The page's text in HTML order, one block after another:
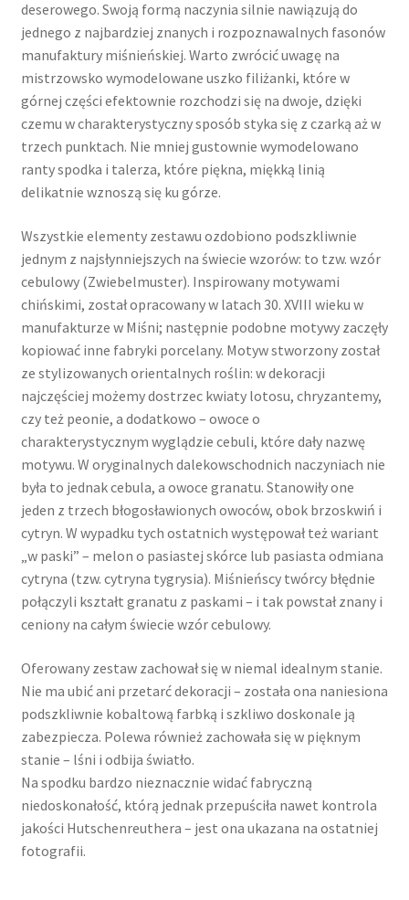
deserowego. Swoją formą naczynia silnie nawiązują do
jednego z najbardziej znanych i rozpoznawalnych fasonów
manufaktury miśnieńskiej. Warto zwrócić uwagę na
mistrzowsko wymodelowane uszko filiżanki, które w
górnej części efektownie rozchodzi się na dwoje, dzięki
czemu w charakterystyczny sposób styka się z czarką aż w
trzech punktach. Nie mniej gustownie wymodelowano
ranty spodka i talerza, które piękna, miękką linią
delikatnie wznoszą się ku górze.
Wszystkie elementy zestawu ozdobiono podszkliwnie
jednym z najsłynniejszych na świecie wzorów: to tzw. wzór
cebulowy (Zwiebelmuster). Inspirowany motywami
chińskimi, został opracowany w latach 30. XVIII wieku w
manufakturze w Miśni; następnie podobne motywy zaczęły
kopiować inne fabryki porcelany. Motyw stworzony został
ze stylizowanych orientalnych roślin: w dekoracji
najczęściej możemy dostrzec kwiaty lotosu, chryzantemy,
czy też peonie, a dodatkowo – owoce o
charakterystycznym wyglądzie cebuli, które dały nazwę
motywu. W oryginalnych dalekowschodnich naczyniach nie
była to jednak cebula, a owoce granatu. Stanowiły one
jeden z trzech błogosławionych owoców, obok brzoskwiń i
cytryn. W wypadku tych ostatnich występował też wariant
„w paski” – melon o pasiastej skórce lub pasiasta odmiana
cytryna (tzw. cytryna tygrysia). Miśnieńscy twórcy błędnie
połączyli kształt granatu z paskami – i tak powstał znany i
ceniony na całym świecie wzór cebulowy.
Oferowany zestaw zachował się w niemal idealnym stanie.
Nie ma ubić ani przetarć dekoracji – została ona naniesiona
podszkliwnie kobaltową farbką i szkliwo doskonale ją
zabezpiecza. Polewa również zachowała się w pięknym
stanie – lśni i odbija światło.
Na spodku bardzo nieznacznie widać fabryczną
niedoskonałość, którą jednak przepuściła nawet kontrola
jakości Hutschenreuthera – jest ona ukazana na ostatniej
fotografii.